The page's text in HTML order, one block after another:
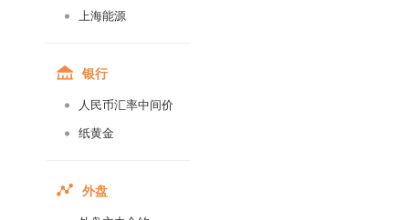
上海能源
银行
人民币汇率中间价
纸黄金
外盘